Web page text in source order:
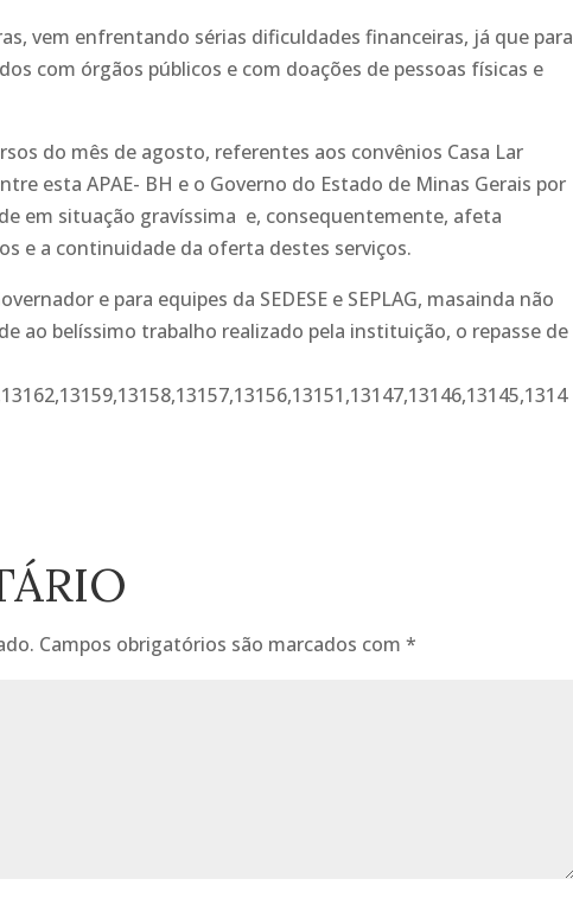
vem enfrentando sérias dificuldades financeiras, já que para
com órgãos públicos e com doações de pessoas físicas e
do mês de agosto, referentes aos convênios Casa Lar
esta APAE- BH e o Governo do Estado de Minas Gerais por
em situação gravíssima e, consequentemente, afeta
e a continuidade da oferta destes serviços.
e para equipes da SEDESE e SEPLAG, masainda não
ao belíssimo trabalho realizado pela instituição, o repasse de
Campos obrigatórios são marcados com*